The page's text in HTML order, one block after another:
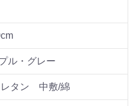
ル・グレー
レタン 中敷/綿